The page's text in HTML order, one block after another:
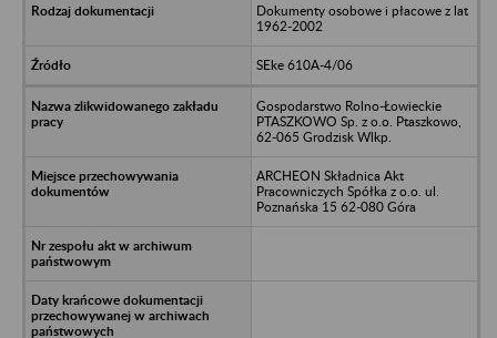
Dokumenty osobowe i płacowe z lat
1962-2002
SEke 610A-4/06
Gospodarstwo Rolno-Łowieckie
PTASZKOWO Sp. z o.o. Ptaszkowo,
62-065 Grodzisk Wlkp.
ARCHEON Składnica Akt
Pracowniczych Spółka z o.o. ul.
Poznańska 15 62-080 Góra